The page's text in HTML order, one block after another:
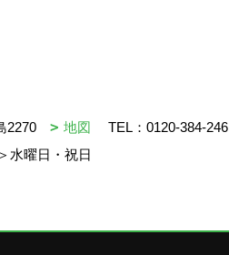
2270 地図 TEL： 0120-384-246
水曜日・祝日